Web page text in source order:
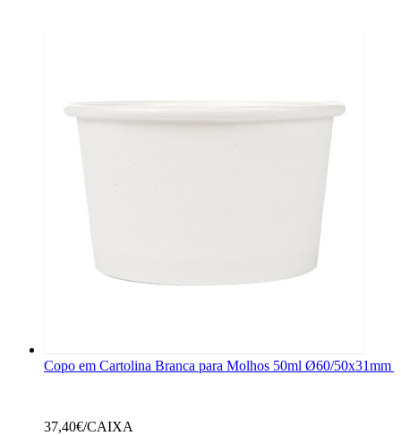
Copo em Cartolina Branca para Molhos 50ml Ø60/50x31mm
37,40€/CAIXA